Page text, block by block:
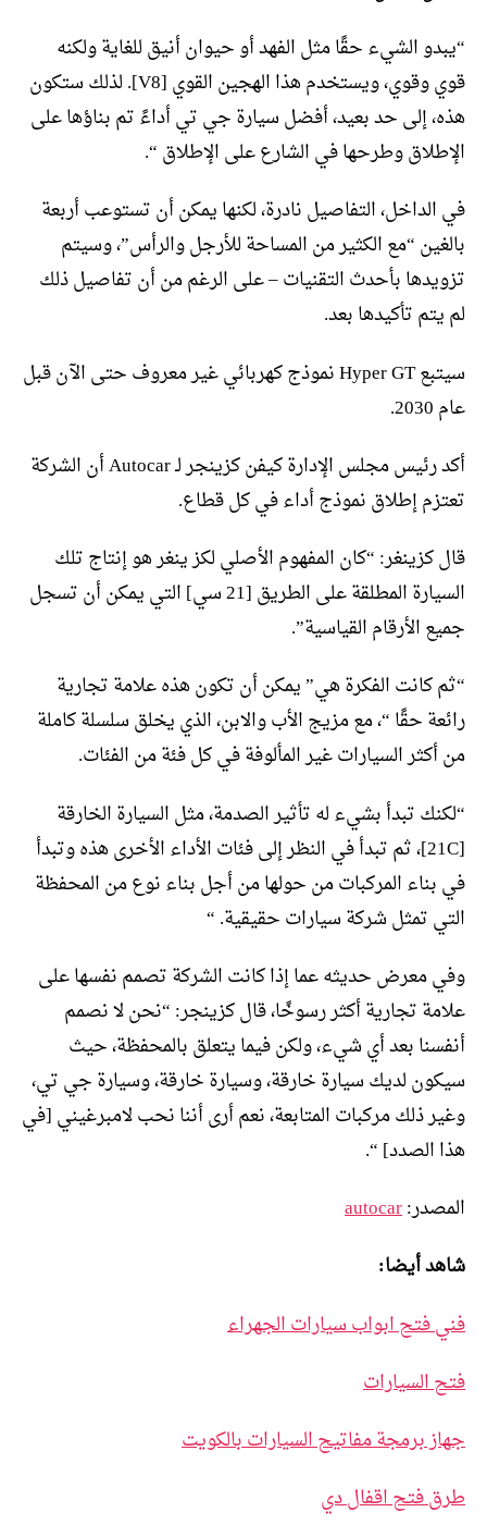
“يبدو الشيء حقًا مثل الفهد أو حيوان أنيق للغاية ولكنه
قوي وقوي، ويستخدم هذا الهجين القوي [V8]. لذلك ستكون
هذه، إلى حد بعيد، أفضل سيارة جي تي أداءً تم بناؤها على
الإطلاق وطرحها في الشارع على الإطلاق “.
في الداخل، التفاصيل نادرة، لكنها يمكن أن تستوعب أربعة
بالغين “مع الكثير من المساحة للأرجل والرأس”، وسيتم
تزويدها بأحدث التقنيات – على الرغم من أن تفاصيل ذلك
لم يتم تأكيدها بعد.
سيتبع Hyper GT نموذج كهربائي غير معروف حتى الآن قبل
عام 2030.
أكد رئيس مجلس الإدارة كيفن كزينجر لـ Autocar أن الشركة
تعتزم إطلاق نموذج أداء في كل قطاع.
قال كزينغر: “كان المفهوم الأصلي لكز ينغر هو إنتاج تلك
السيارة المطلقة على الطريق [21 سي] التي يمكن أن تسجل
جميع الأرقام القياسية”.
“ثم كانت الفكرة هي” يمكن أن تكون هذه علامة تجارية
رائعة حقًا “، مع مزيج الأب والابن، الذي يخلق سلسلة كاملة
من أكثر السيارات غير المألوفة في كل فئة من الفئات.
“لكنك تبدأ بشيء له تأثير الصدمة، مثل السيارة الخارقة
[21C]، ثم تبدأ في النظر إلى فئات الأداء الأخرى هذه وتبدأ
في بناء المركبات من حولها من أجل بناء نوع من المحفظة
التي تمثل شركة سيارات حقيقية. “
وفي معرض حديثه عما إذا كانت الشركة تصمم نفسها على
علامة تجارية أكثر رسوخًا، قال كزينجر: “نحن لا نصمم
أنفسنا بعد أي شيء، ولكن فيما يتعلق بالمحفظة، حيث
سيكون لديك سيارة خارقة، وسيارة خارقة، وسيارة جي تي،
وغير ذلك مركبات المتابعة، نعم أرى أننا نحب لامبرغيني [في
هذا الصدد] “.
المصدر:autocar
شاهد أيضا:
فني فتح ابواب سيارات الجهراء
فتح السيارات
جهاز برمجة مفاتيح السيارات بالكويت
طرق فتح اقفال دي